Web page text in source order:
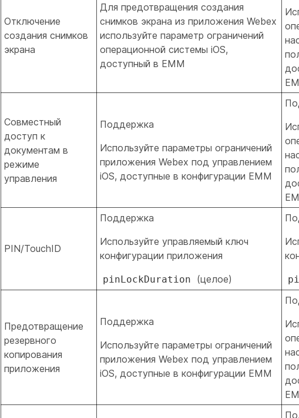
Отключение
создания снимков
экрана
Для предотвращения создания
снимков экрана из приложения Webex
используйте параметр ограничений
операционной системы iOS,
доступный в EMM
Совместный
доступ к
документам в
режиме
управления
Поддержка
Используйте параметры ограничений
приложения Webex под управлением
iOS, доступные в конфигурации EMM
PIN/TouchID
Поддержка
Используйте управляемый ключ
конфигурации приложения
pinLockDuration (целое)
Предотвращение
резервного
копирования
приложения
Поддержка
Используйте параметры ограничений
приложения Webex под управлением
iOS, доступные в конфигурации EMM